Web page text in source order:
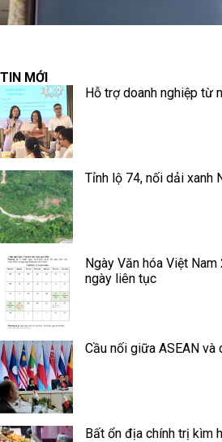
TIN MỚI
Hỗ trợ doanh nghiệp từ
Tỉnh lộ 74, nối dải xanh
Ngày Văn hóa Việt
ngày liên tục
Cầu nối giữa ASEAN
Bất ổn địa chính trị kìm